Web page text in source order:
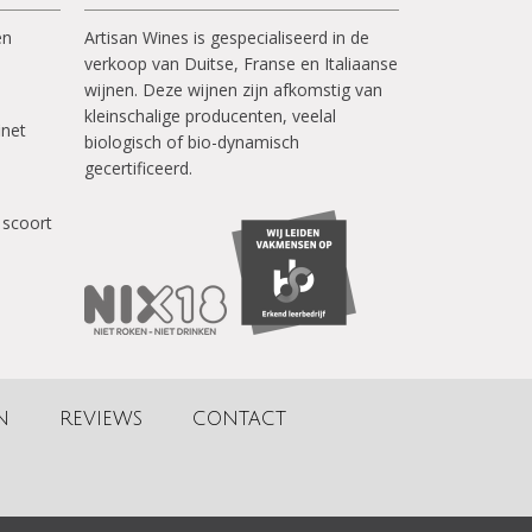
scoort
Artisan Wines is gespecialiseerd in de
verkoop van Duitse, Franse en Italiaanse
wijnen. Deze wijnen zijn afkomstig van
kleinschalige producenten, veelal
biologisch of bio-dynamisch
gecertificeerd.
REVIEWS CONTACT